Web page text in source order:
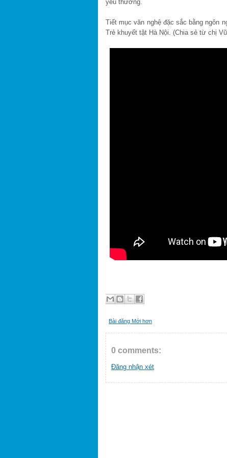
yêu thương.
Tiết mục văn nghệ đặc sắc bằng ngôn
Trẻ khuyết tật Hà Nội. (Chia sẻ từ chị
Bài đăng Mới hơn
0 comments:
Đăng nhận xét